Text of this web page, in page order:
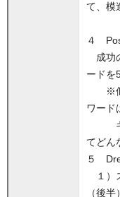
て、模
４
成功
ード
※似
ワード
キー
てどん
５
１）
（後